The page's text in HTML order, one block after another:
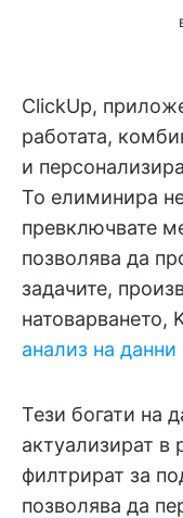
ClickUp,
работата,
и
То елиминира
превключвате
позволява да
задачите,
натоварването,
анализ на данни
Тези богати на
актуализират в
филтрират за
позволява да